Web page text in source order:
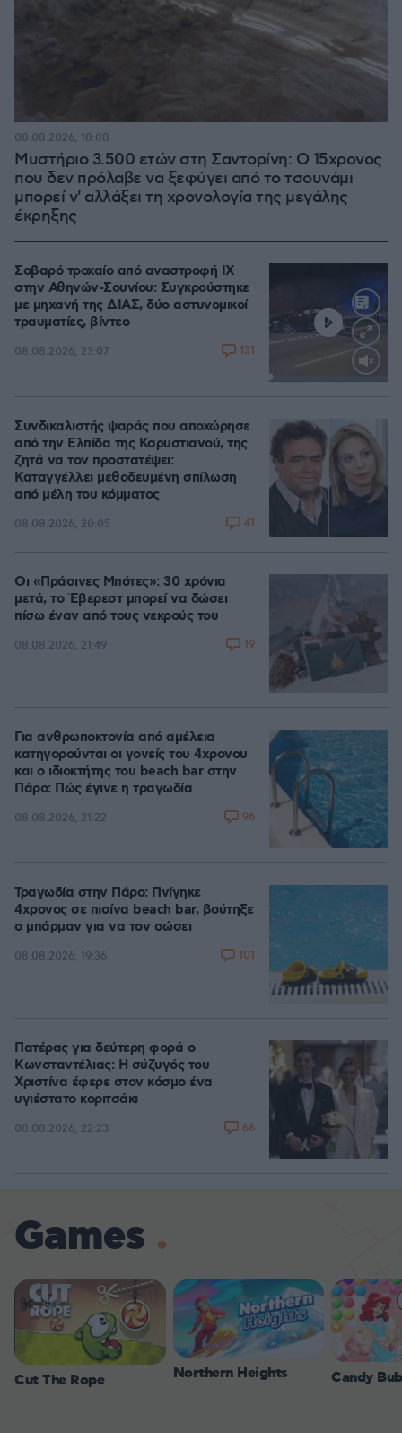
Μυστήριο 3.500 ετών στη Σαντορίνη: Ο 15χρονος
που δεν πρόλαβε να ξεφύγει από το τσουνάμι
μπορεί ν' αλλάξει τη χρονολογία της μεγάλης
έκρηξης
08.08.2026, 18:08
Σοβαρό τροχαίο από αναστροφή ΙΧ
στην Αθηνών-Σουνίου: Συγκρούστηκε
με μηχανή της ΔΙΑΣ, δύο αστυνομικοί
τραυματίες, βίντεο
08.08.2026, 23:07 131
Συνδικαλιστής ψαράς που αποχώρησε
από την Ελπίδα της Καρυστιανού, της
ζητά να τον προστατέψει:
Καταγγέλλει μεθοδευμένη σπίλωση
από μέλη του κόμματος
08.08.2026, 20:05 41
Οι «Πράσινες Μπότες»: 30 χρόνια
μετά, το Έβερεστ μπορεί να δώσει
πίσω έναν από τους νεκρούς του
08.08.2026, 21:49 19
Για ανθρωποκτονία από αμέλεια
κατηγορούνται οι γονείς του 4χρονου
και ο ιδιοκτήτης του beach bar στην
Πάρο: Πώς έγινε η τραγωδία
08.08.2026, 21:22 96
Τραγωδία στην Πάρο: Πνίγηκε
4χρονος σε πισίνα beach bar, βούτηξε
ο μπάρμαν για να τον σώσει
08.08.2026, 19:36 101
Πατέρας για δεύτερη φορά ο
Κωνσταντέλιας: Η σύζυγός του
Χριστίνα έφερε στον κόσμο ένα
υγιέστατο κοριτσάκι
08.08.2026, 22:23 66
Games
Cut The Rope Northern Heights Candy